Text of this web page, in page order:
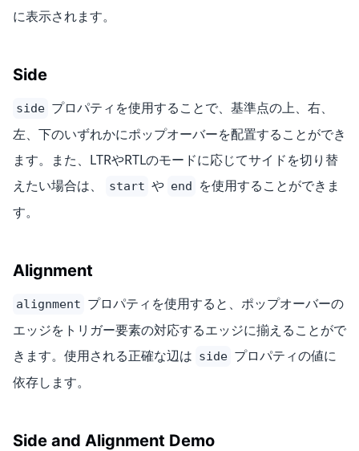
に表示されます。
Side
side プロパティを使用することで、基準点の上、右、
左、下のいずれかにポップオーバーを配置することができ
ます。また、LTRやRTLのモードに応じてサイドを切り替
えたい場合は、
start や end
を使用することができま
す。
Alignment
alignment プロパティを使用すると、ポップオーバーの
エッジをトリガー要素の対応するエッジに揃えることがで
きます。使用される正確な辺は side プロパティの値に
依存します。
Side and Alignment Demo